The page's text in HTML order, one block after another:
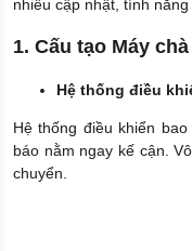
Thời gian bảo hành
nhiều cập nhật, tính năng
1. Cấu tạo Máy
Hệ thống điều
Hệ thống điều khiển
báo nằm ngay kế cận.
chuyển.